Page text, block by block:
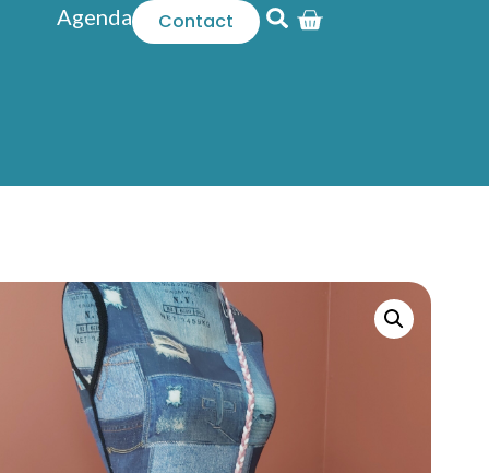
Agenda Contact